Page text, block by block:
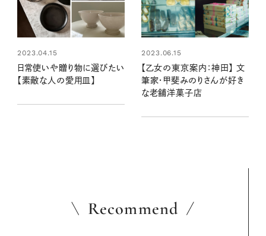
2023.04.15
日常使いや贈り物に選びたい
【素敵な人の愛用皿】
2023.06.15
【乙女の東京案内：神田】 文
筆家・甲斐みのりさんが好き
な老舗洋菓子店
Recommend